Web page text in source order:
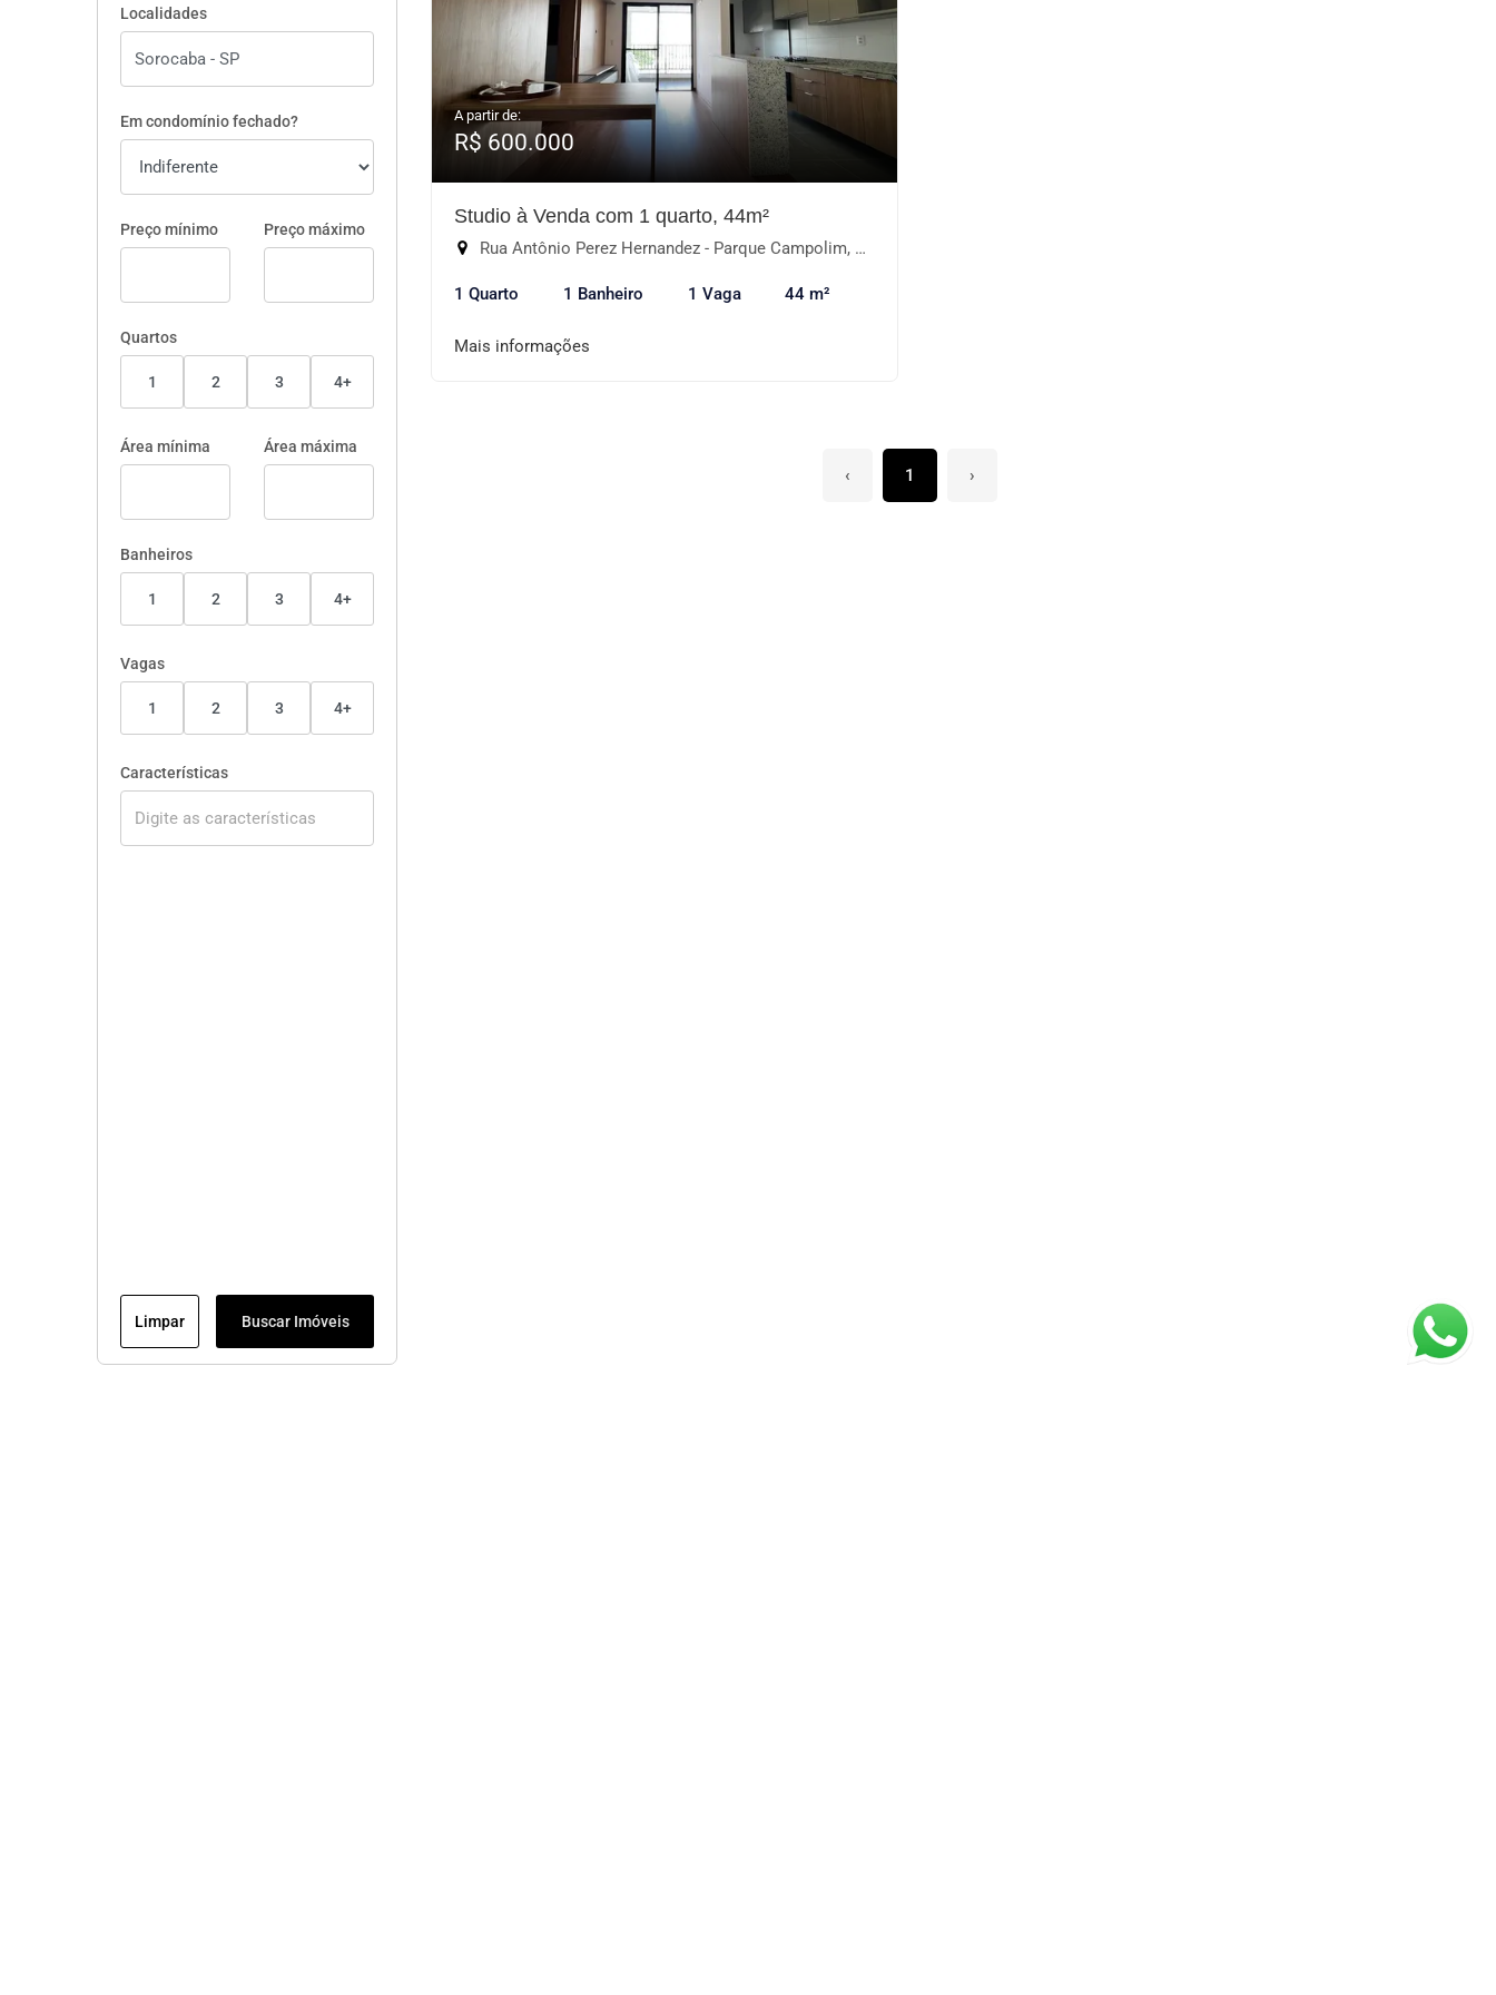
Localidades
Em condomínio fechado?
Preço mínimo Preço máximo
Quartos
1 2 3 4+
Área mínima Área máxima
Banheiros
1 2 3 4+
Vagas
1 2 3 4+
Características
Limpar Buscar Imóveis
A partir de:
R$ 600.000
Studio à Venda com 1 quarto, 44m²
Rua Antônio Perez Hernandez - Parque Campolim, Sorocaba-SP
1 Quarto 1 Banheiro 1 Vaga 44 m²
Mais informações
‹ 1 ›